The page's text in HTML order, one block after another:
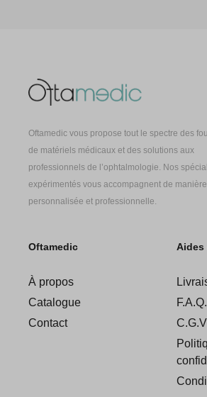
Oftamedic vous propose tout le spectre des
de matériels médicaux et des solutions aux
professionnels de l’ophtalmologie. Nos
expérimentés vous accompagnent de manière
personnalisée et professionnelle.
Oftamedic
À propos
Catalogue
Contact
Aides
F.A.Q.